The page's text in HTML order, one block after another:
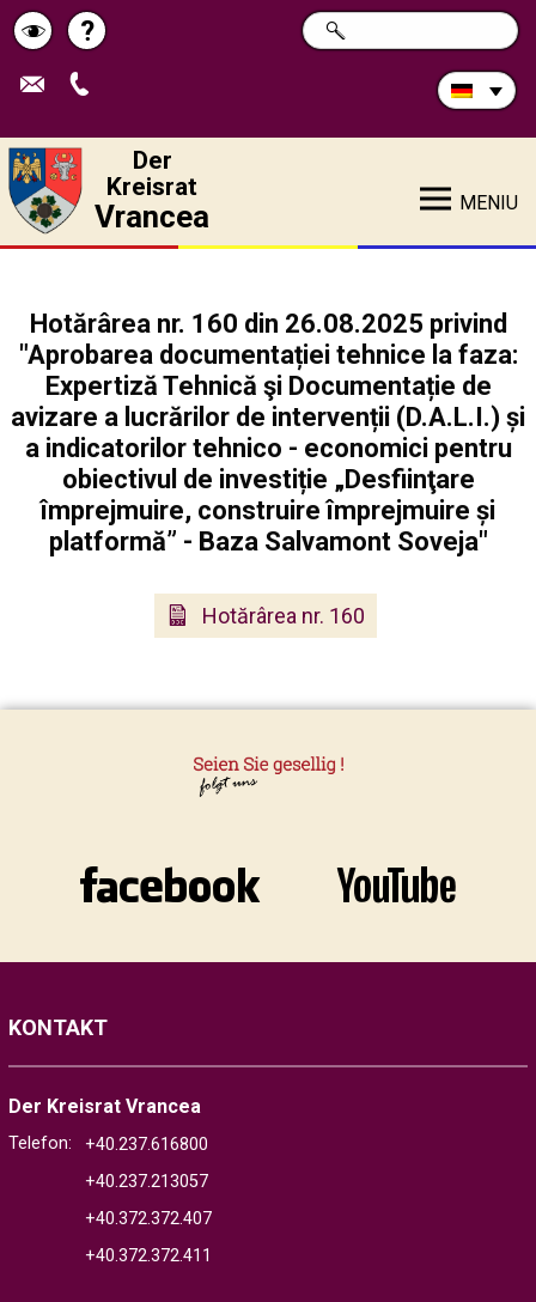
Schimbă
contrastul
Pagina
de
?
Durchsuchen
Sie
SUCHE
Der
Kreisrat
Vrancea MENIU
Hotărârea nr. 160 din 26.08.2025 privind
"Aprobarea documentației tehnice la faza:
Expertiză Tehnică şi Documentație de
avizare a lucrărilor de intervenții (D.A.L.I.) și
a indicatorilor tehnico - economici pentru
obiectivul de investiție „Desfiinţare
împrejmuire, construire împrejmuire și
platformă” - Baza Salvamont Soveja"
Hotărârea nr. 160
KONTAKT
Der Kreisrat Vrancea
Telefon:
+40.237.616800
+40.237.213057
+40.372.372.407
+40.372.372.411